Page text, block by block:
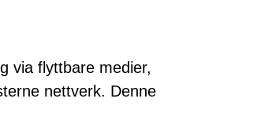
via flyttbare medier,
nettverk. Denne